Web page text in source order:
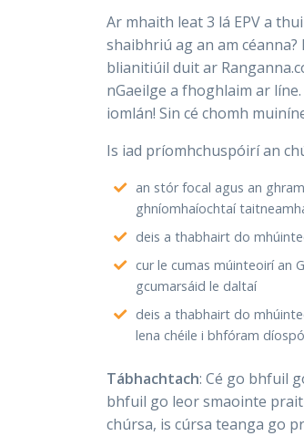
Ar mhaith leat 3 lá EPV a
shaibhriú ag an am
blianitiúil duit ar
nGaeilge a fhoghlaim ar
iomlán! Sin cé chomh
Is iad príomhchuspóirí an
an stór focal agus an
ghníomhaíochtaí
deis a thabhairt do
cur le cumas múinteoirí an
gcumarsáid le daltaí
deis a thabhairt do
lena chéile i bhfóram
Tábhachtach: Cé go bhfuil
bhfuil go leor smaointe
chúrsa, is cúrsa teanga go